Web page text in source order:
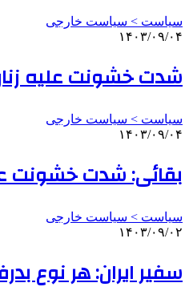
سیاست > سیاست خارجی
۱۴۰۳/۰۹/۰۴
شدت خشونت علیه
سیاست > سیاست خارجی
۱۴۰۳/۰۹/۰۴
بقائی: شدت خشونت
سیاست > سیاست خارجی
۱۴۰۳/۰۹/۰۲
سفیر ایران: هر نوع